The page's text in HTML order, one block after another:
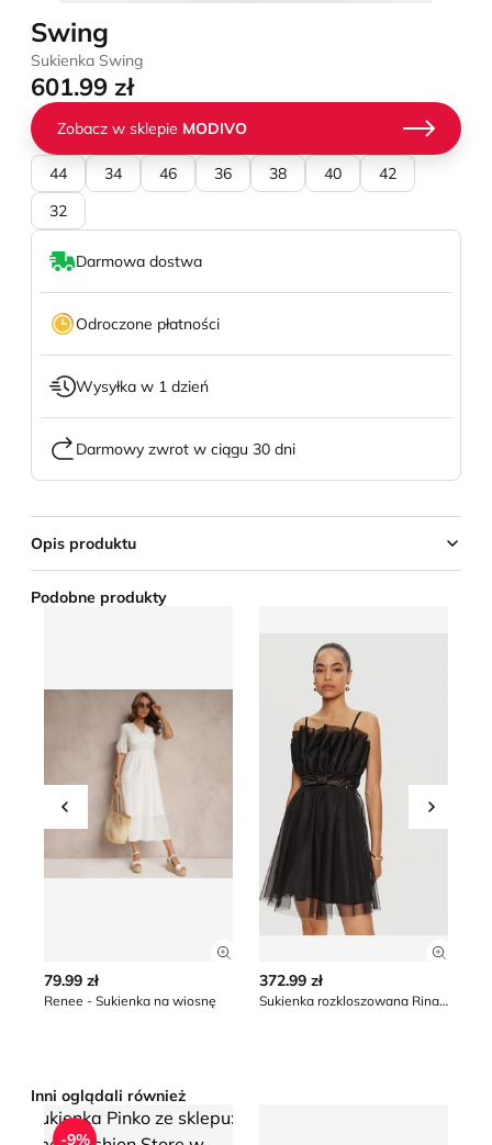
Swing
Sukienka Swing
601.99 zł
Zobacz w sklepie MODIVO
44 34 46 36 38 40
42
32
Darmowa dostwa
Odroczone płatności
Wysyłka w 1 dzień
Darmowy zwrot w ciągu 30 dni
Opis produktu
Podobne produkty
Przesuń w lewo
Zobacz szczegóły produktu
79.99 zł
Renee - Sukienka na wiosnę
372.99 zł
Sukienka rozkloszowana Rinascimento
Inni oglądali również
Sukienka Pinko
-9%